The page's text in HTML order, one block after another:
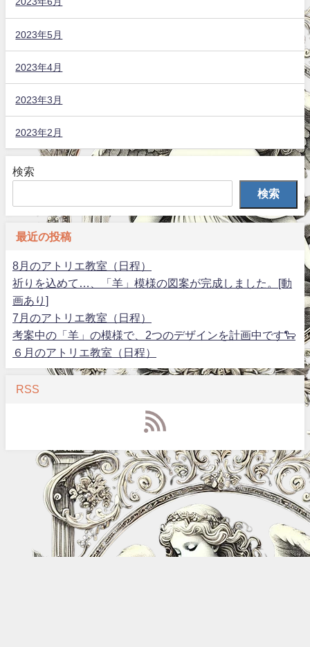
2023年5月
2023年4月
2023年3月
2023年2月
検索
検索
最近の投稿
8月のアトリエ教室（日程）
祈りを込めて…、「羊」模様の図案が完成しました。[動
画あり]
7月のアトリエ教室（日程）
考案中の「羊」の模様で、2つのデザインを計画中です🐑
６月のアトリエ教室（日程）
RSS